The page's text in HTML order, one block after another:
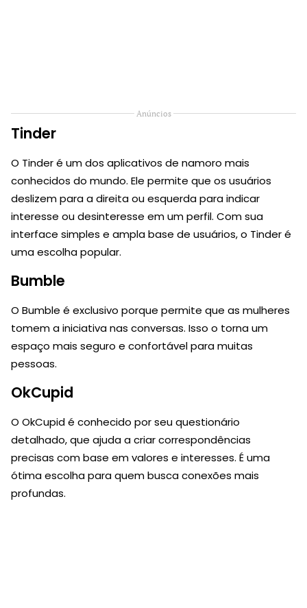
Anúncios
Tinder
O Tinder é um dos aplicativos de namoro mais
conhecidos do mundo. Ele permite que os usuários
deslizem para a direita ou esquerda para indicar
interesse ou desinteresse em um perfil. Com sua
interface simples e ampla base de usuários, o Tinder é
uma escolha popular.
Bumble
O Bumble é exclusivo porque permite que as mulheres
tomem a iniciativa nas conversas. Isso o torna um
espaço mais seguro e confortável para muitas
pessoas.
OkCupid
O OkCupid é conhecido por seu questionário
detalhado, que ajuda a criar correspondências
precisas com base em valores e interesses. É uma
ótima escolha para quem busca conexões mais
profundas.